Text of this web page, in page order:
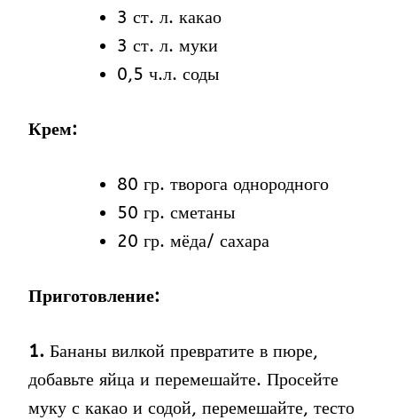
3 ст. л. какао
3 ст. л. муки
0,5 ч.л. соды
Крем:
80 гр. творога однородного
50 гр. сметаны
20 гр. мёда/ сахара
Приготовление:
1. Бананы вилкой превратите в пюре,
добавьте яйца и перемешайте. Просейте
муку с какао и содой, перемешайте, тесто